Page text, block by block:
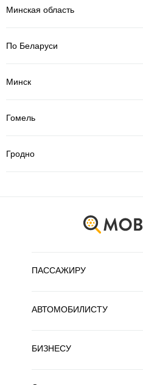
Минская область
По Беларуси
Минск
Гомель
Гродно
ПАССАЖИРУ
АВТОМОБИЛИСТУ
БИЗНЕСУ